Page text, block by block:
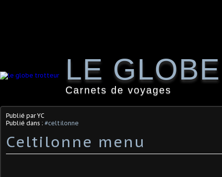
LE
Carnets de voyages
Publié par YC
Publié dans : #celtilonne
Celtilonne menu